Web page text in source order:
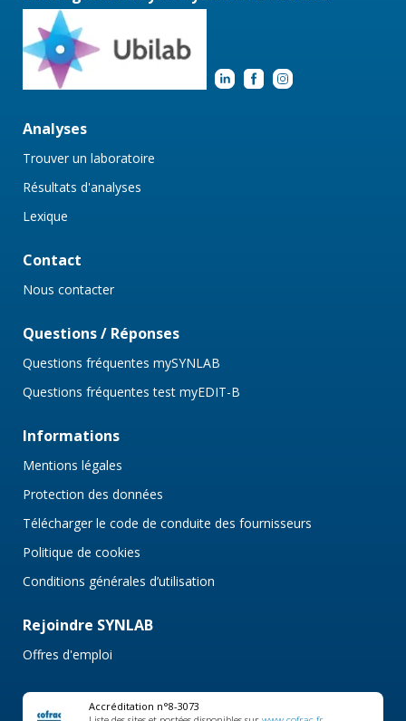
Analyses
Trouver un laboratoire
Résultats d'analyses
Lexique
Contact
Nous contacter
Questions / Réponses
Questions fréquentes mySYNLAB
Questions fréquentes test myEDIT-B
Informations
Mentions légales
Protection des données
Télécharger le code de conduite des fournisseurs
Politique de cookies
Conditions générales d’utilisation
Rejoindre SYNLAB
Offres d'emploi
Accréditation n°8-3073